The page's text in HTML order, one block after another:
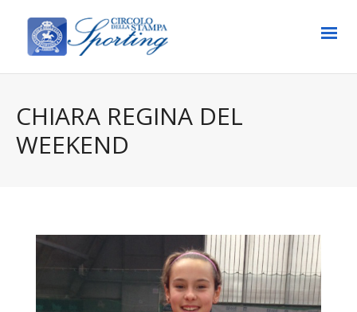
CHIARA REGINA DEL
WEEKEND